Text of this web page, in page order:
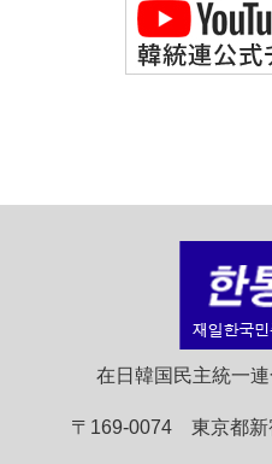
在日韓国民主統一連
〒169-0074 東京都新